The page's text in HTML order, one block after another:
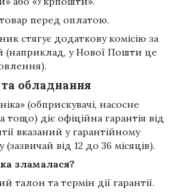
перед оплатою.
стягує додаткову комісію за
(наприклад, у Нової Пошти це
та обладнання
(обприскувачі, насосне
діє офіційна гарантія від
вказаний у гарантійному
від 12 до 36 місяців).
зламалася?
талон та термін дії гарантії.